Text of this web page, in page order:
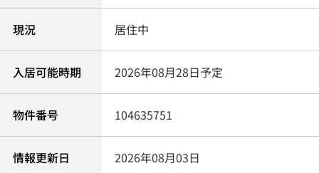
現況 居住中
入居可能時期 2026年08月28日予定
物件番号 104635751
情報更新日 2026年08月03日